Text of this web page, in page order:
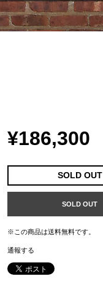
¥186,300
SOLD OUT
SOLD OUT
※この商品は送料無料です。
通報する